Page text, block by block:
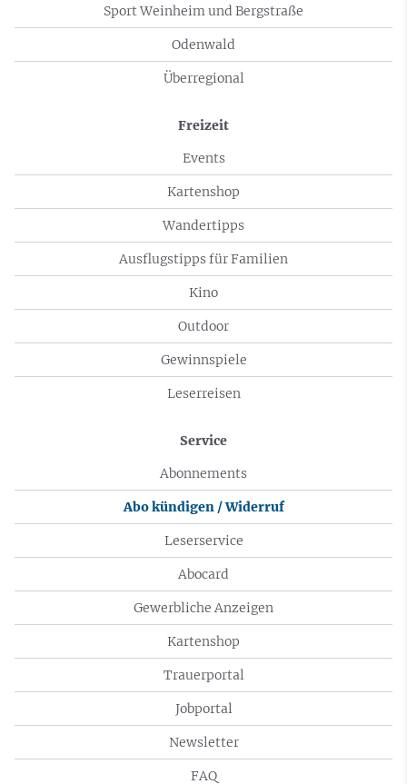
Sport Weinheim und Bergstraße
Odenwald
Überregional
Freizeit
Events
Kartenshop
Wandertipps
Ausflugstipps für Familien
Kino
Outdoor
Gewinnspiele
Leserreisen
Service
Abonnements
Abo kündigen / Widerruf
Leserservice
Abocard
Gewerbliche Anzeigen
Kartenshop
Trauerportal
Jobportal
Newsletter
FAQ